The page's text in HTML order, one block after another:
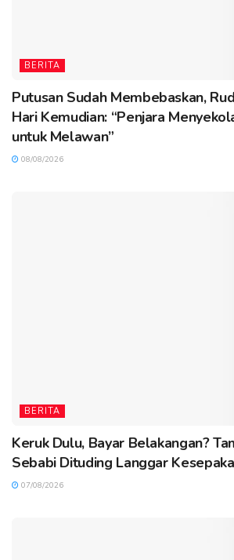
BERITA
Putusan Sudah Membebaskan,
Hari Kemudian: “Penjara
untuk Melawan”
08/08/2026
BERITA
Keruk Dulu, Bayar Belakangan?
Sebabi Dituding Langgar
07/08/2026